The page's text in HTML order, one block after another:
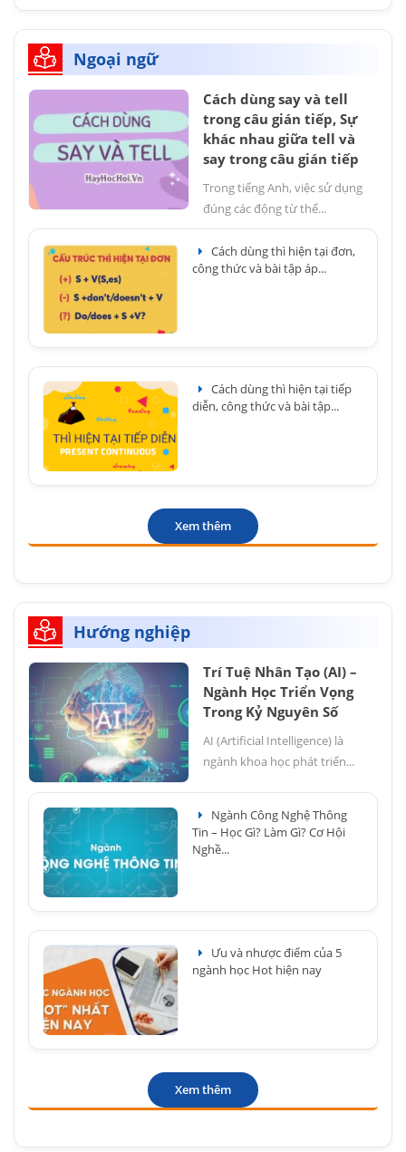
Ngoại ngữ
Cách dùng say và tell
trong câu gián tiếp, Sự
khác nhau giữa tell và
say trong câu gián tiếp
Trong tiếng Anh, việc sử dụng
đúng các động từ thể...
Cách dùng thì hiện tại đơn,
công thức và bài tập áp...
Cách dùng thì hiện tại tiếp
diễn, công thức và bài tập...
Xem thêm
Hướng nghiệp
Trí Tuệ Nhân Tạo (AI) –
Ngành Học Triển Vọng
Trong Kỷ Nguyên Số
AI (Artificial Intelligence) là
ngành khoa học phát triển...
Ngành Công Nghệ Thông
Tin – Học Gì? Làm Gì? Cơ Hội
Nghề...
Ưu và nhược điểm của 5
ngành học Hot hiện nay
Xem thêm